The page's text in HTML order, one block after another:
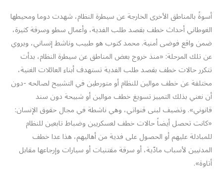
أسوةً بالمناطق الأخرى الخارجة عن سيطرة النظام، شهدت دوما ومحيطها
الغوطاني أحداث خطف بقصد طلب الفدية، وأعمال سطو وسرقة كثيرة،
ضمن واقع فوضى أمنية. محمد كتوب هو طبيب وناشط إنساني، ويروي
عن تلك المرحلة: «منذ خروج بعض المناطق عن سيطرة النظام، بدأت
تتكرر حالات خطف بقصد طلب الفدية تستهدف أبناء العائلات الغنية،
مختلفة عن خطف موالين للنظام أو متورطين في التشبيح لصالحه -دون
أن نعني بذلك التمييز تسويغ خطف موالين أو شبيحة دون سند
قانوني». وتضيف لبنى قنواتي، وهي ناشطة في مجال حقوق الإنسان:
«كانت تحصل أيضاً حالات خطف لعسكريين وضباط تابعين للنظام
للمبادلة عليهم أو الحصول على فدية من أهاليهم، هذا عدا خطف
المدنيين لأسباب مادّية، أو سرقة مقتنيات أو سيارات وإرجاعها مقابل
أتاوة».